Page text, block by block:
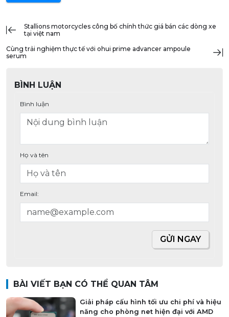
stallions motorcycles công bố chính thức giá bán các dòng xe
tại việt nam
cùng trải nghiệm thực tế với ohui prime advancer ampoule
serum
BÌNH LUẬN
Bình luận
Họ và tên
Email:
GỬI NGAY
BÀI VIẾT BẠN CÓ THỂ QUAN TÂM
Giải pháp cấu hình tối ưu chi phí và hiệu
năng cho phòng net hiện đại với AMD